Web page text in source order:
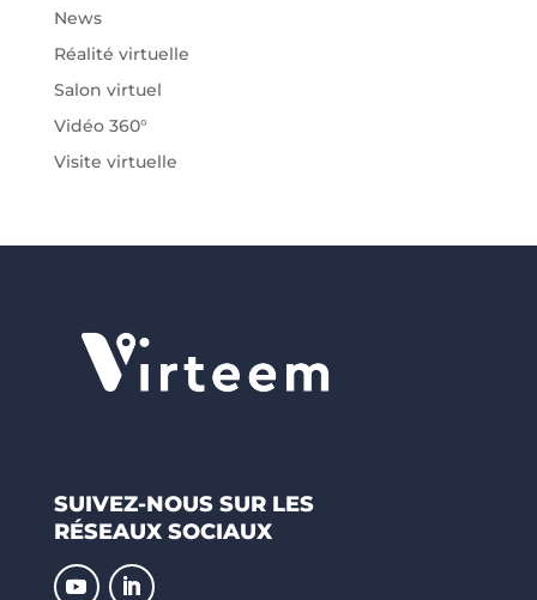
News
Réalité virtuelle
Salon virtuel
Vidéo 360°
Visite virtuelle
SUIVEZ-NOUS SUR LES
RÉSEAUX SOCIAUX